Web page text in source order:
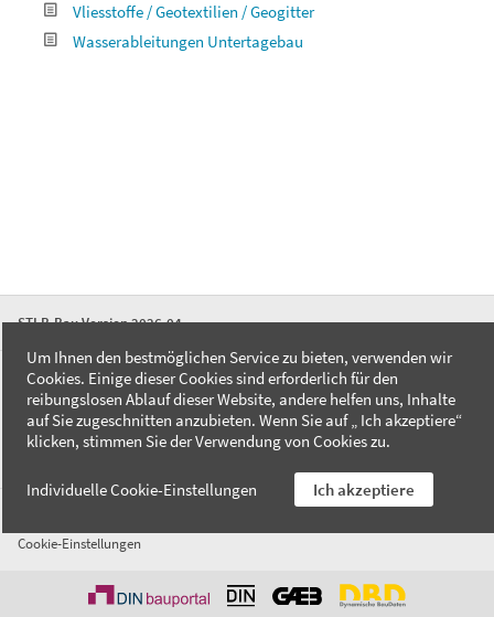
Vliesstoffe / Geotextilien / Geogitter
Wasserableitungen Untertagebau
STLB-Bau Version 2026-04
FAQ
Kontakt
Datenschutzerklärung
Cookie-Einstellungen
Um Ihnen den bestmöglichen Service zu bieten, verwenden wir
Cookies. Einige dieser Cookies sind erforderlich für den
reibungslosen Ablauf dieser Website, andere helfen uns, Inhalte
auf Sie zugeschnitten anzubieten. Wenn Sie auf „ Ich akzeptiere“
klicken, stimmen Sie der Verwendung von Cookies zu.
Individuelle Cookie-Einstellungen Ich akzeptiere